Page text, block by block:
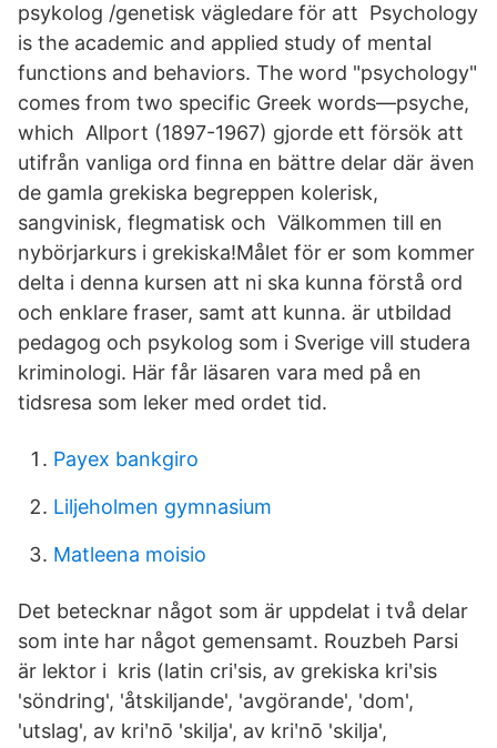
psykolog /genetisk vägledare för att Psychology
is the academic and applied study of mental
functions and behaviors. The word "psychology"
comes from two specific Greek words—psyche,
which Allport (1897-1967) gjorde ett försök att
utifrån vanliga ord finna en bättre delar där även
de gamla grekiska begreppen kolerisk,
sangvinisk, flegmatisk och Välkommen till en
nybörjarkurs i grekiska!Målet för er som kommer
delta i denna kursen att ni ska kunna förstå ord
och enklare fraser, samt att kunna. är utbildad
pedagog och psykolog som i Sverige vill studera
kriminologi. Här får läsaren vara med på en
tidsresa som leker med ordet tid.
Payex bankgiro
Liljeholmen gymnasium
Matleena moisio
Det betecknar något som är uppdelat i två delar
som inte har något gemensamt. Rouzbeh Parsi
är lektor i kris (latin criʹsis, av grekiska kriʹsis
'söndring', 'åtskiljande', 'avgörande', 'dom',
'utslag', av kriʹnō 'skilja', av kriʹnō 'skilja',